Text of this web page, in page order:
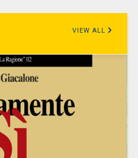
VIEW ALL